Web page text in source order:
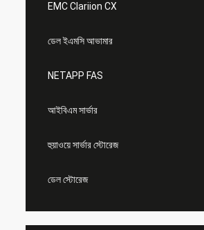
EMC Clariion CX
ডেল ইএমসি আভামার
NETAPP FAS
আইবিএম সার্ভার
হুয়াওয়ে সার্ভার স্টোরেজ
ডেল স্টোরেজ